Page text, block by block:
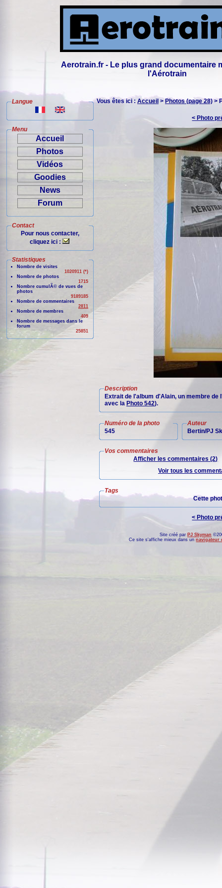
Aerotrain.fr - Le plus grand documentaire
l'Aérotrain
Langue
Menu
Accueil
Photos
Vidéos
Goodies
News
Forum
Contact
Pour nous contacter,
cliquez ici :
Statistiques
Nombre de visites
1020911 (*)
Nombre de photos
1715
Nombre cumulÃ© de vues de
photos
9189185
Nombre de commentaires
2811
Nombre de membres
409
Nombre de messages dans le
forum
25851
Vous êtes ici : Accueil > Photos (page 28) >
< Photo
Description
Extrait de l'album d'Alain, un membre
avec la Photo 542).
Numéro de la photo
545
Auteur
Bertin/PJ
Vos commentaires
Afficher les commentaires (2)
Voir tous les
Tags
Cette
< Photo
Site créé par PJ Skyman
Ce site s'affiche mieux dans unnavigateur